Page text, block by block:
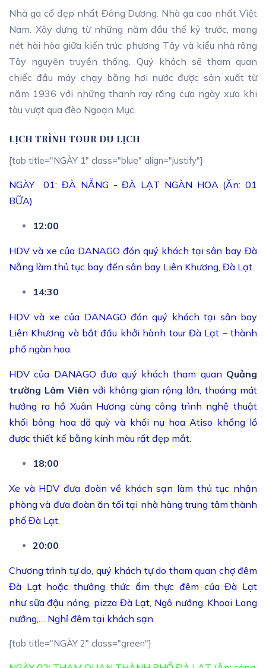
Nhà ga cổ đẹp nhất Đông Dương. Nhà ga cao nhất Việt
Nam. Xây dựng từ những năm đầu thế kỷ trước, mang
nét hài hòa giữa kiến trúc phương Tây và kiểu nhà rông
Tây nguyên truyền thống. Quý khách sẽ tham quan
chiếc đầu máy chạy bằng hơi nước được sản xuất từ
năm 1936 với những thanh ray răng cưa ngày xưa khi
tàu vượt qua đèo Ngoạn Mục.
LỊCH TRÌNH TOUR DU LỊCH
{tab title="NGÀY 1" class="blue" align="justify"}
NGÀY 01: ĐÀ NẴNG - ĐÀ LẠT NGÀN HOA (Ăn: 01
BỮA)
12:00
HDV và xe của DANAGO đón quý khách tại sân bay Đà
Nẵng làm thủ tục bay đến sân bay Liên Khương, Đà Lạt.
14:30
HDV và xe của DANAGO đón quý khách tại sân bay
Liên Khương và bắt đầu khởi hành tour Đà Lạt – thành
phố ngàn hoa.
HDV của DANAGO đưa quý khách tham quan Quảng
trường Lâm Viên với không gian rộng lớn, thoáng mát
hướng ra hồ Xuân Hương cùng công trình nghệ thuật
khối bông hoa dã quỳ và khối nụ hoa Atiso khổng lồ
được thiết kế bằng kính màu rất đẹp mắt.
18:00
Xe và HDV đưa đoàn về khách sạn làm thủ tục nhận
phòng và đưa đoàn ăn tối tại nhà hàng trung tâm thành
phố Đà Lạt.
20:00
Chương trình tự do, quý khách tự do tham quan chợ đêm
Đà Lạt hoặc thưởng thức ẩm thực đêm của Đà Lạt
như sữa đậu nóng, pizza Đà Lạt, Ngô nướng, Khoai Lang
nướng,… Nghỉ đêm tại khách sạn.
{tab title="NGÀY 2" class="green"}